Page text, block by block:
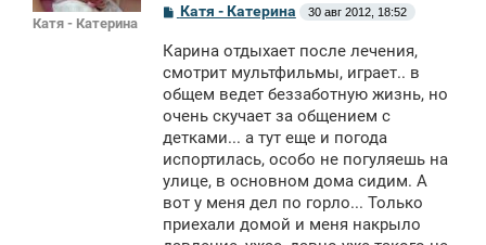
Катя - Катерина
С
б
щ
е
н
и
Катя - Катерина 30 авг 2012, 18:52
Карина отдыхает после лечения,
смотрит мультфильмы, играет.. в
общем ведет беззаботную жизнь, но
очень скучает за общением с
детками... а тут еще и погода
испортилась, особо не погуляешь на
улице, в основном дома сидим. А
вот у меня дел по горло... Только
приехали домой и меня накрыло